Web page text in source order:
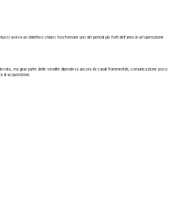
aveva un obiettivo chiaro: trasformare uno dei periodi più forti dell’anno in un’operazione
ma gran parte delle vendite dipendeva ancora da canali frammentati, comunicazione poco
di acquisizione.